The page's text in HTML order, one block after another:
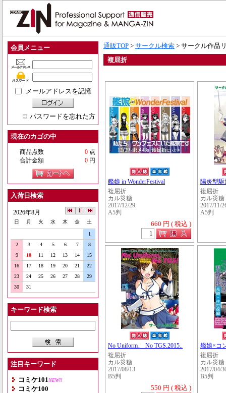
会員メニュー
メールアドレスを記憶
パスワードを忘れた方
現在のカゴの中
商品点数 0 点
合計金額
0 円
入荷日検索
2026年8月
日 月 火 水 木 金 土
1
2
3 4 5 6 7
8
9
10 11 12 13 14
15
16
17 18 19 20 21
22
23
24 25 26 27 28
29
30
31
キーワード検索
注目キーワード
コミケ101 NEW!!
コミケ100
通販TOP > サークル検索 > サークル作品
複屈折
艦娘 in WonderFestival
複屈折
カル災糖
2017/12/29
A5判
660 円 ( 税込 )
陽炎型駆
複屈折
カル災糖
2017/11/
A5判
No Uniform、 No TGS.2015..
複屈折
カル災糖
2017/08/13
B5判
550 円 ( 税込 )
艦娘×コ
複屈折
カル災糖
2017/04/
B5判